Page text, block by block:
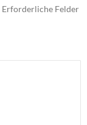
Erforderliche Felder